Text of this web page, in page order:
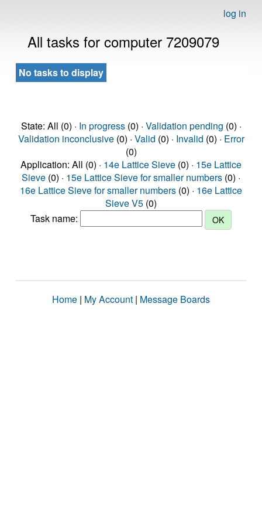
log in
All tasks for computer 7209079
No tasks to display
State: All (0) · In progress(0) · Validation pending (0) ·
Validation inconclusive(0) · Valid (0) · Invalid (0) · Error
(0)
Application: All (0) · 14e Lattice Sieve (0) · 15e Lattice
Sieve (0) · 15e Lattice Sieve for smaller numbers (0) ·
16e Lattice Sieve for smaller numbers (0) · 16e Lattice
Sieve V5 (0)
Task name:
Home | My Account | Message Boards